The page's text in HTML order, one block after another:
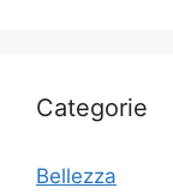
Categorie
Bellezza